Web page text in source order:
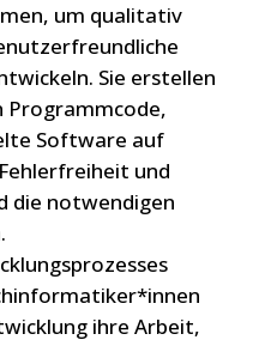
um qualitativ
Sie erstellen
Programmcode,
Software auf
und
die notwendigen
ihre Arbeit,